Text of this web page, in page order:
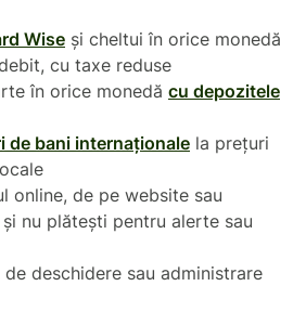
Wise și cheltui în orice monedă
cu taxe reduse
în orice monedă cu depozitele
de bani internaționale la prețuri
online, de pe website sau
și nu plătești pentru alerte sau
deschidere sau administrare